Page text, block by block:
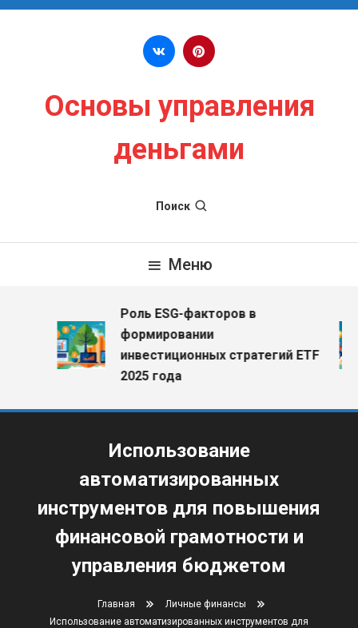
Перейти к содержимому
Основы управления
деньгами
Поиск
Меню
Роль ESG-факторов в
формировании
инвестиционных стратегий ETF
2025 года
Использование
автоматизированных
инструментов для повышения
финансовой грамотности и
управления бюджетом
Главная
Личные финансы
Использование автоматизированных инструментов для